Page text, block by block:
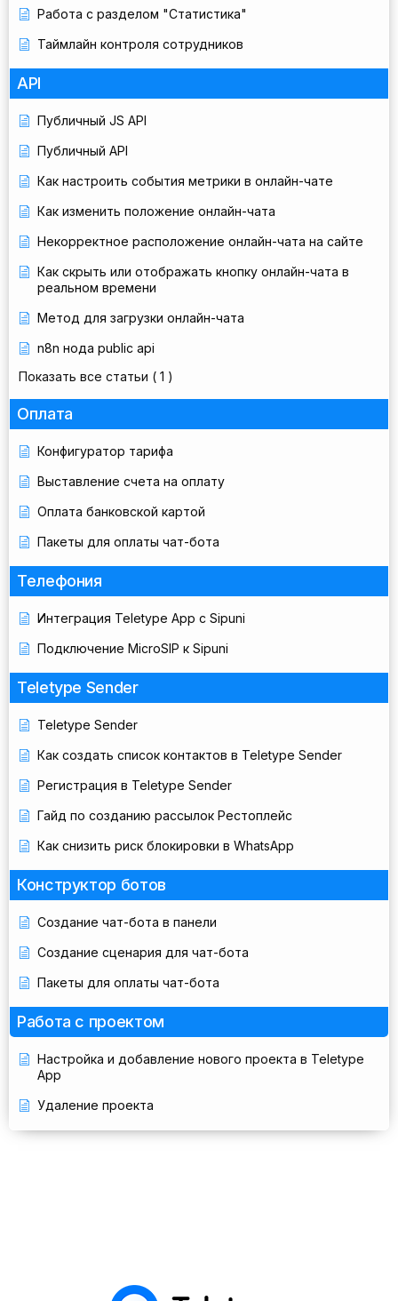
Работа с разделом "Статистика"
Таймлайн контроля сотрудников
API
Публичный JS API
Публичный API
Как настроить события метрики в онлайн-чате
Как изменить положение онлайн-чата
Некорректное расположение онлайн-чата на сайте
Как скрыть или отображать кнопку онлайн-чата в
реальном времени
Метод для загрузки онлайн-чата
n8n нода public api
Показать все статьи ( 1 )
Оплата
Конфигуратор тарифа
Выставление счета на оплату
Оплата банковской картой
Пакеты для оплаты чат-бота
Телефония
Интеграция Teletype App с Sipuni
Подключение MicroSIP к Sipuni
Teletype Sender
Teletype Sender
Как создать список контактов в Teletype Sender
Регистрация в Teletype Sender
Гайд по созданию рассылок Рестоплейс
Как снизить риск блокировки в WhatsApp
Конструктор ботов
Создание чат-бота в панели
Создание сценария для чат-бота
Пакеты для оплаты чат-бота
Работа с проектом
Настройка и добавление нового проекта в Teletype
App
Удаление проекта